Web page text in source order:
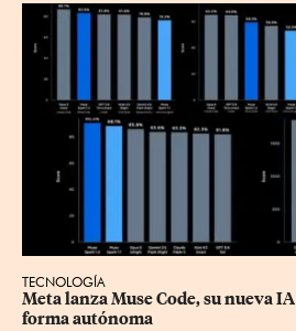
TECNOLOGÍA
Meta lanza Muse Code, su nueva
forma autónoma